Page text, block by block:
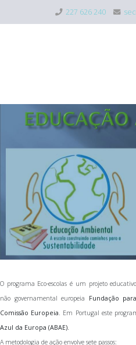
227 626 240
O programa Eco-escolas é um projeto
não governamental europeia
Fundação
Comissão Europeia. Em Portugal este
Azul da Europa (ABAE).
A metodologia de ação envolve sete passos: